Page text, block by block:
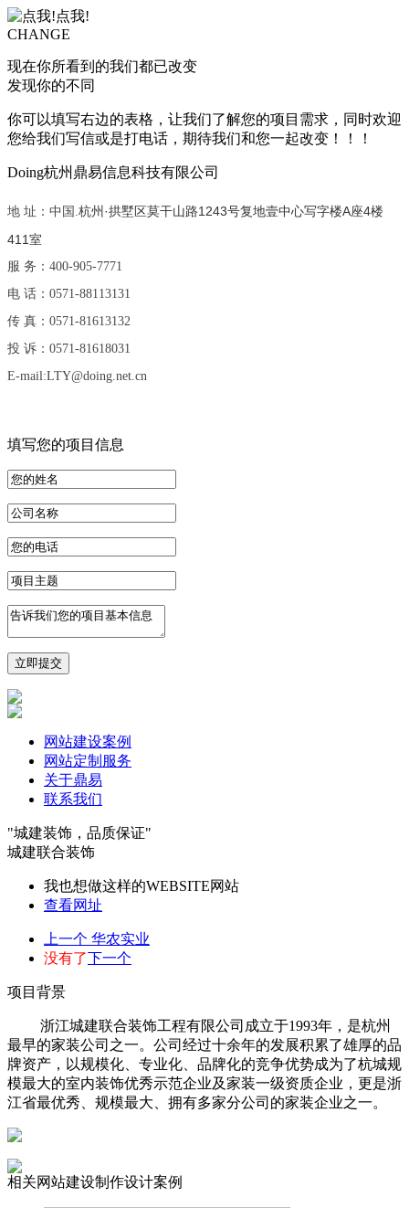
CHANGE
现在你所看到的我们都已改变
发现你的不同
你可以填写右边的表格，让我们了解您的项目需求，同时欢迎
您给我们写信或是打电话，期待我们和您一起改变！！！
Doing杭州鼎易信息科技有限公司
地 址：中国.杭州·拱墅区莫干山路1243号复地壹中心写字楼A座4楼
411室
服 务：400-905-7771
电 话：0571-88113131
传 真：0571-81613132
投 诉：0571-81618031
E-mail:LTY@doing.net.cn
填写您的项目信息
网站建设案例
网站定制服务
关于鼎易
联系我们
"城建装饰，品质保证"
城建联合装饰
我也想做这样的WEBSITE网站
查看网址
上一个 华农实业
没有了下一个
项目背景
浙江城建联合装饰工程有限公司成立于1993年，是杭州
最早的家装公司之一。公司经过十余年的发展积累了雄厚的品
牌资产，以规模化、专业化、品牌化的竞争优势成为了杭城规
模最大的室内装饰优秀示范企业及家装一级资质企业，更是浙
江省最优秀、规模最大、拥有多家分公司的家装企业之一。
相关网站建设制作设计案例